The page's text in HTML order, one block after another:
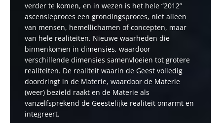
verder te komen, en in wezen is het hele “2012”
ascensieproces een grondingsproces, niet alleen
van mensen, hemellichamen of concepten, maar
van hele realiteiten. Nieuwe waarheden die
binnenkomen in dimensies, waardoor
verschillende dimensies samenvloeien tot grotere
realiteiten. De realiteit waarin de Geest volledig
doordringt in de Materie, waardoor de Materie
(weer) bezield raakt en de Materie als
vanzelfsprekend de Geestelijke realiteit omarmt en
integreert.